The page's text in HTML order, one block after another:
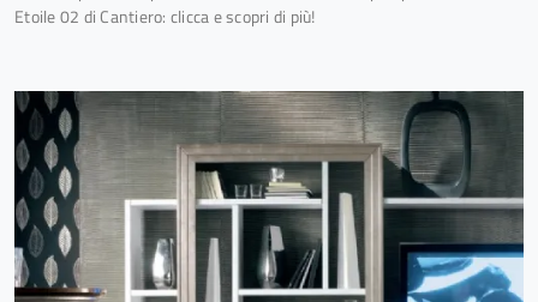
Etoile 02 di Cantiero: clicca e scopri di più!